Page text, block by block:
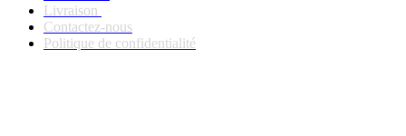
Livraison
Contactez-nous
Politique de confidentialité